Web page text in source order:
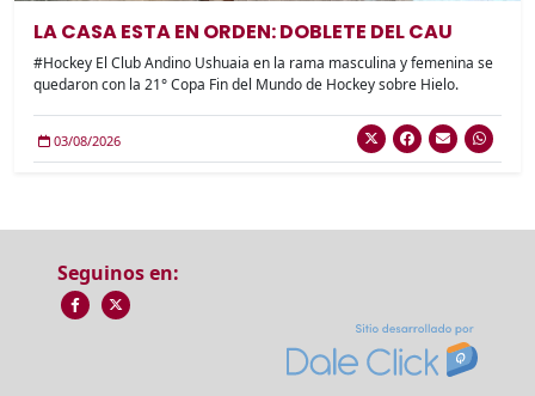
LA CASA ESTA EN ORDEN: DOBLETE DEL CAU
#Hockey El Club Andino Ushuaia en la rama masculina y femenina se
quedaron con la 21° Copa Fin del Mundo de Hockey sobre Hielo.
03/08/2026
Seguinos en: